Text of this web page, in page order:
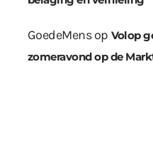
GoedeMensop Volop
zomeravond op de